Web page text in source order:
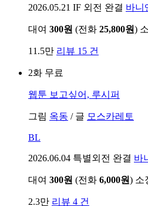
2026.05.21 IF 외전 완결 바니
대여 300원 (전화 25,800원)
11.5만 리뷰 15 건
2화 무료
웹툰 보고싶어, 루시퍼
그림 옥동 / 글 모스카레토
BL
2026.06.04 특별외전 완결 바
대여 300원 (전화 6,000원) 소
2.3만 리뷰 4 건